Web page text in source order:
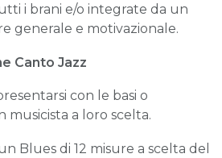
i brani e/o integrate da un
generale e motivazionale.
Canto Jazz
con le basi o
musicista a loro scelta.
Blues di 12 misure a scelta del